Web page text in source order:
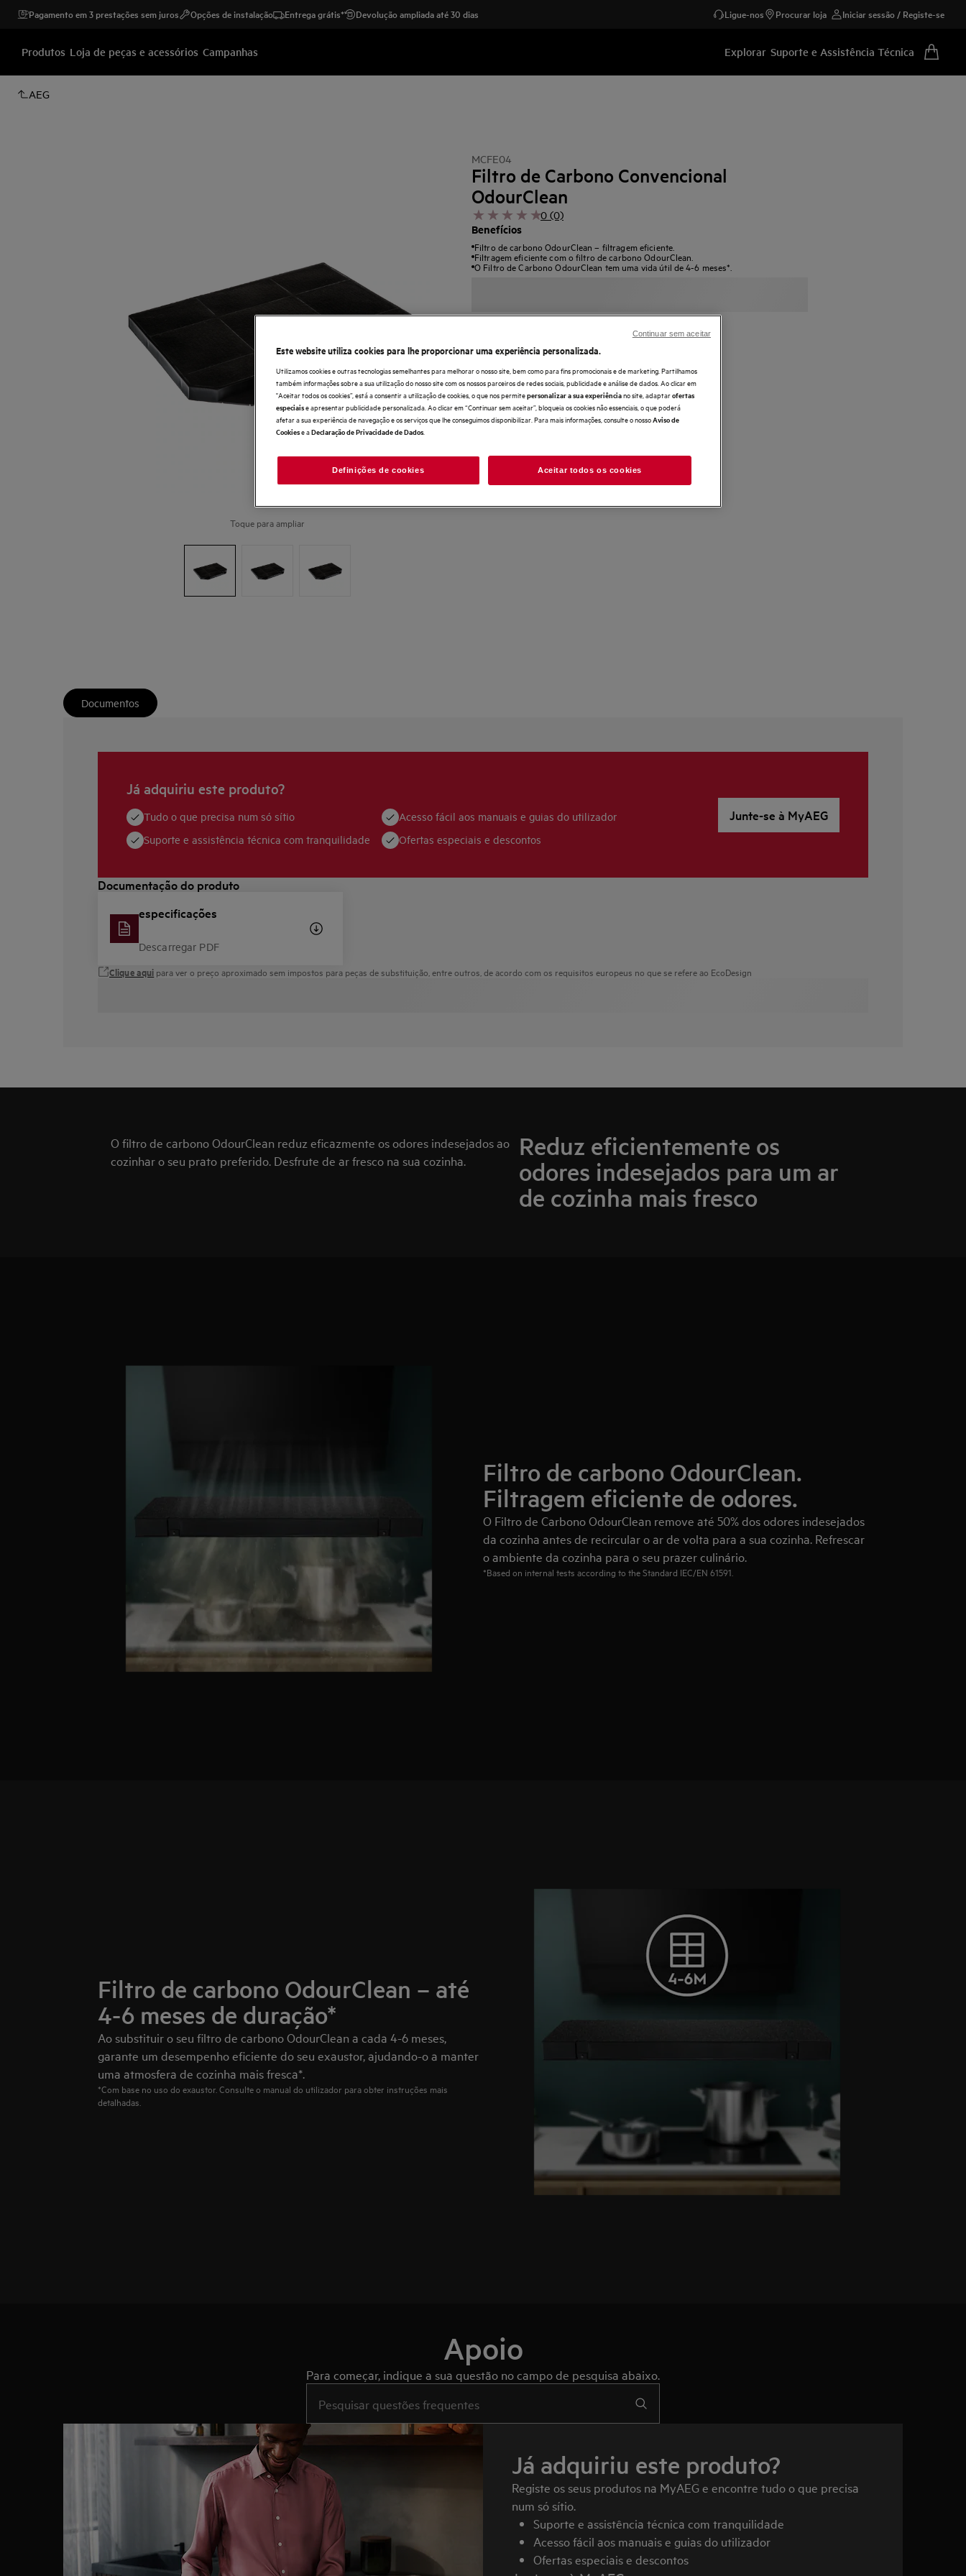
Pagamento em 3 prestações sem juros Opções de instalação Entrega grátis* Devolução ampliada até 30 dias Ligue-nos Procurar loja Iniciar sessão / Registe-se
Produtos Loja de peças e acessórios Campanhas Explorar Suporte e Assistência Técnica
AEG
Toque para ampliar
MCFE04
Filtro de Carbono Convencional
OdourClean
0 (0)
Benefícios
Filtro de carbono OdourClean – filtragem eficiente.
Filtragem eficiente com o filtro de carbono OdourClean.
O Filtro de Carbono OdourClean tem uma vida útil de 4-6 meses*.
Documentos
Já adquiriu este produto?
Tudo o que precisa num só sítio
Acesso fácil aos manuais e guias do utilizador
Suporte e assistência técnica com tranquilidade
Ofertas especiais e descontos
Junte-se à MyAEG
Documentação do produto
especificações
Descarregar PDF
Clique aqui para ver o preço aproximado sem impostos para peças de substituição, entre outros, de acordo com os requisitos europeus no que se refere ao EcoDesign
Reduz eficientemente os
odores indesejados para um ar
de cozinha mais fresco
O filtro de carbono OdourClean reduz eficazmente os odores indesejados ao
cozinhar o seu prato preferido. Desfrute de ar fresco na sua cozinha.
Filtro de carbono OdourClean.
Filtragem eficiente de odores.
O Filtro de Carbono OdourClean remove até 50% dos odores indesejados
da cozinha antes de recircular o ar de volta para a sua cozinha. Refrescar
o ambiente da cozinha para o seu prazer culinário.
*Based on internal tests according to the Standard IEC/EN 61591.
Filtro de carbono OdourClean – até
4-6 meses de duração*
Ao substituir o seu filtro de carbono OdourClean a cada 4-6 meses,
garante um desempenho eficiente do seu exaustor, ajudando-o a manter
uma atmosfera de cozinha mais fresca*.
*Com base no uso do exaustor. Consulte o manual do utilizador para obter instruções mais
detalhadas.
Apoio
Para começar, indique a sua questão no campo de pesquisa abaixo.
Já adquiriu este produto?
Registe os seus produtos na MyAEG e encontre tudo o que precisa
num só sítio.
Suporte e assistência técnica com tranquilidade
Acesso fácil aos manuais e guias do utilizador
Ofertas especiais e descontos
Este website utiliza cookies para lhe proporcionar uma experiência personalizada.
Utilizamos cookies e outras tecnologias semelhantes para melhorar o nosso site, bem como para fins promocionais e de marketing. Partilhamos
também informações sobre a sua utilização do nosso site com os nossos parceiros de redes sociais, publicidade e análise de dados. Ao clicar em
"Aceitar todos os cookies”, está a consentir a utilização de cookies, o que nos permitepersonalizar a sua experiênciano site, adaptarofertas
especiaise apresentar publicidade personalizada. Ao clicar em “Continuar sem aceitar”, bloqueia os cookies não essenciais, o que poderá
afetar a sua experiência de navegação e os serviços que lhe conseguimos disponibilizar. Para mais informações, consulte o nossoAviso de
Cookiese aDeclaração de Privacidade de Dados.
Definições de cookies Aceitar todos os cookies
Continuar sem aceitar